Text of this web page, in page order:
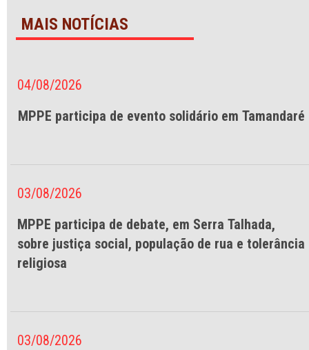
MAIS NOTÍCIAS
04/08/2026
MPPE participa de evento solidário em Tamandaré
03/08/2026
MPPE participa de debate, em Serra Talhada,
sobre justiça social, população de rua e tolerância
religiosa
03/08/2026